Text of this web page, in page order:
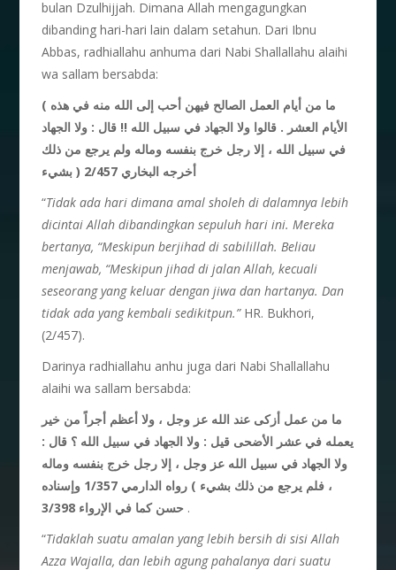
bulan Dzulhijjah. Dimana Allah mengagungkan
dibanding hari-hari lain dalam setahun. Dari Ibnu
Abbas, radhiallahu anhuma dari Nabi Shallallahu alaihi
wa sallam bersabda:
( ما من أيام العمل الصالح فيهن أحب إلى الله منه في هذه
الأيام العشر . قالوا ولا الجهاد في سبيل الله !! قال : ولا الجهاد
في سبيل الله ، إلا رجل خرج بنفسه وماله ولم يرجع من ذلك
بشيء ) أخرجه البخاري 2/457
“Tidak ada hari dimana amal sholeh di dalamnya lebih
dicintai Allah dibandingkan sepuluh hari ini. Mereka
bertanya, “Meskipun berjihad di sabilillah. Beliau
menjawab, “Meskipun jihad di jalan Allah, kecuali
seseorang yang keluar dengan jiwa dan hartanya. Dan
tidak ada yang kembali sedikitpun.”HR. Bukhori,
(2/457).
Darinya radhiallahu anhu juga dari Nabi Shallallahu
alaihi wa sallam bersabda:
ما من عمل أزكى عند الله عز وجل ، ولا أعظم أجراً من خير
يعمله في عشر الأضحى قيل : ولا الجهاد في سبيل الله ؟ قال :
ولا الجهاد في سبيل الله عز وجل ، إلا رجل خرج بنفسه وماله
، فلم يرجع من ذلك بشيء ) رواه الدارمي 1/357 وإسناده
حسن كما في الإرواء 3/398 .
“Tidaklah suatu amalan yang lebih bersih di sisi Allah
Azza Wajalla, dan lebih agung pahalanya dari suatu